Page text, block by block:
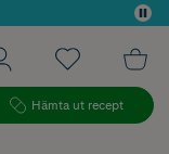
Hämta ut recept